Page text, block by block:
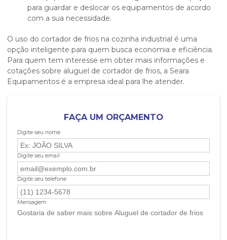
para guardar e deslocar os equipamentos de acordo
com a sua necessidade.
O uso do cortador de frios na cozinha industrial é uma
opção inteligente para quem busca economia e eficiência.
Para quem tem interesse em obter mais informações e
cotações sobre aluguel de cortador de frios, a Seara
Equipamentos é a empresa ideal para lhe atender.
FAÇA UM ORÇAMENTO
Digite seu nome
Digite seu email
Digite seu telefone
Mensagem